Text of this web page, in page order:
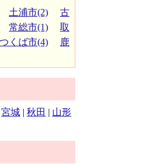
土浦市(2)
古
常総市(1)
取
つくば市(4)
鹿
宮城 | 秋田 | 山形